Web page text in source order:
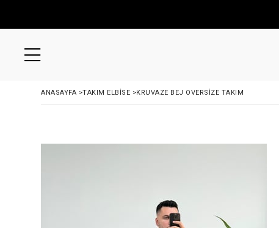
ANASAYFA >TAKIM ELBİSE >KRUVAZE BEJ OVERSIZE TAKIM